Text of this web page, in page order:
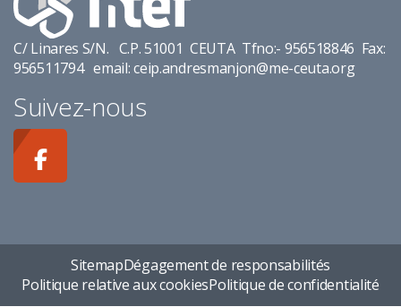
C/ Linares S/N. C.P. 51001 CEUTA Tfno:- 956518846 Fax:
956511794 email: ceip.andresmanjon@me-ceuta.org
Suivez-nous
SitemapDégagement de responsabilités
Politique relative aux cookiesPolitique de confidentialité